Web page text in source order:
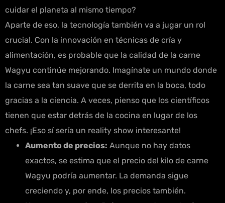
cuidar el planeta al mismo tiempo?
Aparte de eso, la tecnología también va a jugar un rol
crucial. Con la innovación en técnicas de cría y
alimentación, es probable que la calidad de la carne
Wagyu continúe mejorando. Imagínate un mundo donde
la carne sea tan suave que se derrita en la boca, todo
gracias a la ciencia. A veces, pienso que los científicos
tienen que estar detrás de la cocina en lugar de los
chefs. ¡Eso sí sería un reality show interesante!
Aumento de precios: Aunque no hay datos
exactos, se estima que el precio del kilo de carne
Wagyu podría aumentar. La demanda sigue
creciendo y, por ende, los precios también.